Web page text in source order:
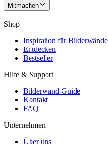
Mitmachen
Shop
Inspiration für Bilderwände
Entdecken
Bestseller
Hilfe & Support
Bilderwand-Guide
Kontakt
FAQ
Unternehmen
Über uns